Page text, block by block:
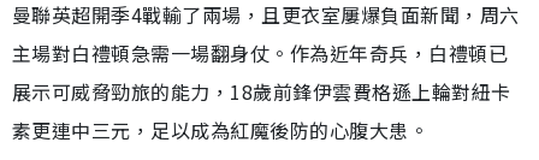
曼聯英超開季4戰輸了兩場，且更衣室屢爆負面新聞，周六
主場對白禮頓急需一場翻身仗。作為近年奇兵，白禮頓已
展示可威脅勁旅的能力，18歲前鋒伊雲費格遜上輪對紐卡
素更連中三元，足以成為紅魔後防的心腹大患。